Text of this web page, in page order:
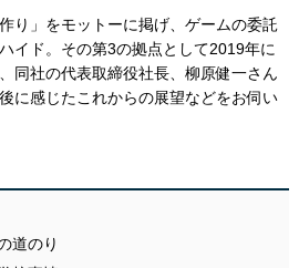
り」をモットーに掲げ、ゲームの委託
イド。その第3の拠点として2019年に
同社の代表取締役社長、柳原健一さん
に感じたこれからの展望などをお伺い
道のり